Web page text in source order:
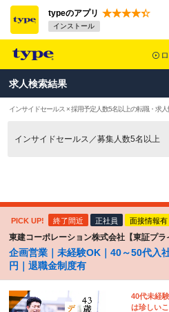
typeのアプリ
インストール
求人検索結果
インサイドセールス × 採用予定人数5名以上の転職・求人
インサイドセールス／募集人数5名以上
PICK UP! 終了間近 正社員 面接情報有
東建コーポレーション株式会社【東証プラ
企画営業｜未経験OK｜40～50代入
円｜退職金制度有
40代未経
は珍しい